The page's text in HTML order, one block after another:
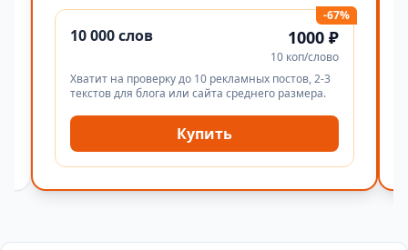
-67%
10 000 слов 1000 ₽
10 коп/слово
Хватит на проверку до 10 рекламных постов, 2-3
текстов для блога или сайта среднего размера.
Купить